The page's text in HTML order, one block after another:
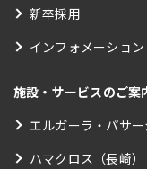
新卒採用
インフォメーショ
施設・サービスのご案
エルガーラ・パサ
ハマクロス（長崎）